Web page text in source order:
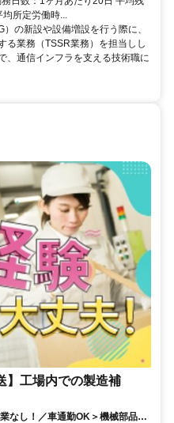
所定労働時...
の新設や設備増設を行う際に、
る業務（TSSR業務）を担当しし
、通信インフラを支える技術職に
】工場内での製造補
なし！／車通勤OK＞機械部品を